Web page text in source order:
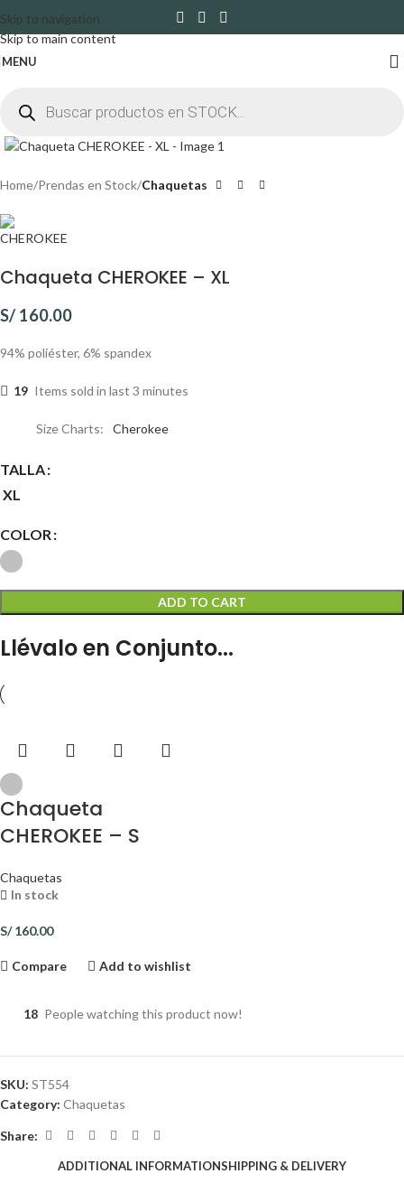
Skip to navigation
Skip to main content
MENU
Click to enlarge
Home Prendas en Stock Chaquetas
Chaqueta CHEROKEE – XL
S/ 160.00
94% poliéster, 6% spandex
19 Items sold in last 3 minutes
Size Charts Cherokee
TALLA
XL
COLOR
ADD TO CART
Llévalo en Conjunto...
Chaqueta
CHEROKEE – S
Chaquetas
In stock
S/160.00
Compare Add to wishlist
18 People watching this product now!
SKU: ST554
Category: Chaquetas
Share:
ADDITIONAL INFORMATIONSHIPPING & DELIVERY